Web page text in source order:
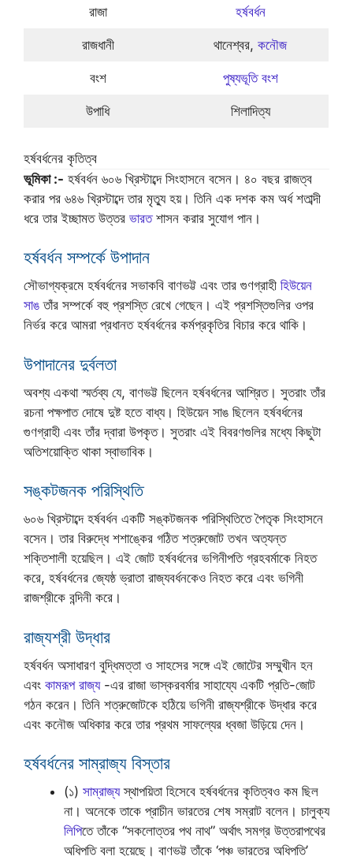
রাজা হর্ষবর্ধন
রাজধানী থানেশ্বর, কনৌজ
বংশ পুষ্যভূতি বংশ
উপাধি শিলাদিত্য
হর্ষবর্ধনের কৃতিত্ব
ভূমিকা :- হর্ষবর্ধন ৬০৬ খ্রিস্টাব্দে সিংহাসনে বসেন। ৪০ বছর রাজত্ব
করার পর ৬৪৬ খ্রিস্টাব্দে তার মৃত্যু হয়। তিনি এক দশক কম অর্ধ শতাব্দী
ধরে তার ইচ্ছামত উত্তর ভারতশাসন করার সুযোগ পান।
হর্ষবর্ধন সম্পর্কে উপাদান
সৌভাগ্যক্রমে হর্ষবর্ধনের সভাকবি বাণভট্ট এবং তার গুণগ্রাহী হিউয়েন
সাঙ তাঁর সম্পর্কে বহু প্রশস্তি রেখে গেছেন। এই প্রশস্তিগুলির ওপর
নির্ভর করে আমরা প্রধানত হর্ষবর্ধনের কর্মপ্রকৃতির বিচার করে থাকি।
উপাদানের দুর্বলতা
অবশ্য একথা স্মর্তব্য যে, বাণভট্ট ছিলেন হর্ষবর্ধনের আশ্রিত। সুতরাং তাঁর
রচনা পক্ষপাত দোষে দুষ্ট হতে বাধ্য। হিউয়েন সাঙ ছিলেন হর্ষবর্ধনের
গুণগ্রাহী এবং তাঁর দ্বারা উপকৃত। সুতরাং এই বিবরণগুলির মধ্যে কিছুটা
অতিশয়োক্তি থাকা স্বাভাবিক।
সঙ্কটজনক পরিস্থিতি
৬০৬ খ্রিস্টাব্দে হর্ষবর্ধন একটি সঙ্কটজনক পরিস্থিতিতে পৈতৃক সিংহাসনে
বসেন। তার বিরুদ্ধে শশাঙ্কের গঠিত শত্রুজোট তখন অত্যন্ত
শক্তিশালী হয়েছিল। এই জোট হর্ষবর্ধনের ভগিনীপতি গ্রহবর্মাকে নিহত
করে, হর্ষবর্ধনের জ্যেষ্ঠ ভ্রাতা রাজ্যবর্ধনকেও নিহত করে এবং ভগিনী
রাজশ্রীকে বন্দিনী করে।
রাজ্যশ্রী উদ্ধার
হর্ষবর্ধন অসাধারণ বুদ্ধিমত্তা ও সাহসের সঙ্গে এই জোটের সম্মুখীন হন
এবং কামরূপ রাজ্য-এর রাজা ভাস্করবর্মার সাহায্যে একটি প্রতি-জোট
গঠন করেন। তিনি শত্রুজোটকে হঠিয়ে ভগিনী রাজ্যশ্রীকে উদ্ধার করে
এবং কনৌজ অধিকার করে তার প্রথম সাফল্যের ধ্বজা উড়িয়ে দেন।
হর্ষবর্ধনের সাম্রাজ্য বিস্তার
(১) সাম্রাজ্যস্থাপয়িতা হিসেবে হর্ষবর্ধনের কৃতিত্বও কম ছিল
না। অনেকে তাকে প্রাচীন ভারতের শেষ সম্রাট বলেন। চালুক্য
লিপিতে তাঁকে “সকলোত্তর পথ নাথ” অর্থাৎ সমগ্র উত্তরাপথের
অধিপতি বলা হয়েছে। বাণভট্ট তাঁকে ‘পঞ্চ ভারতের অধিপতি’